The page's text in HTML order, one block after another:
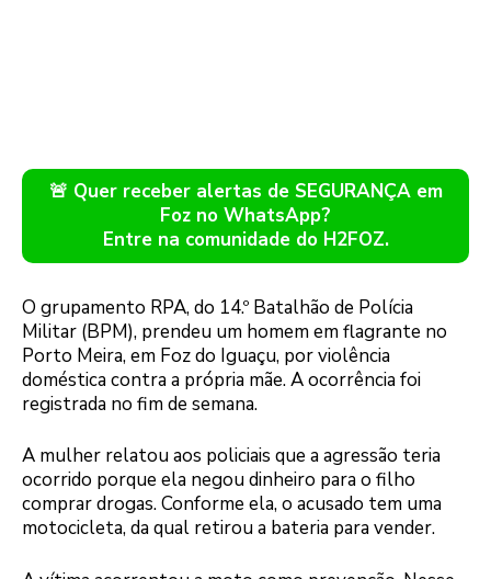
🚨 Quer receber alertas de SEGURANÇA em
Foz no WhatsApp?
Entre na comunidade do H2FOZ.
O grupamento RPA, do 14.º Batalhão de Polícia
Militar (BPM), prendeu um homem em flagrante no
Porto Meira, em Foz do Iguaçu, por violência
doméstica contra a própria mãe. A ocorrência foi
registrada no fim de semana.
A mulher relatou aos policiais que a agressão teria
ocorrido porque ela negou dinheiro para o filho
comprar drogas. Conforme ela, o acusado tem uma
motocicleta, da qual retirou a bateria para vender.